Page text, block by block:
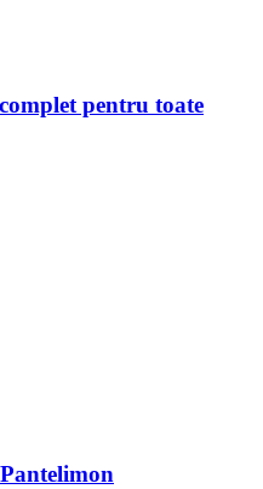
pentru toate